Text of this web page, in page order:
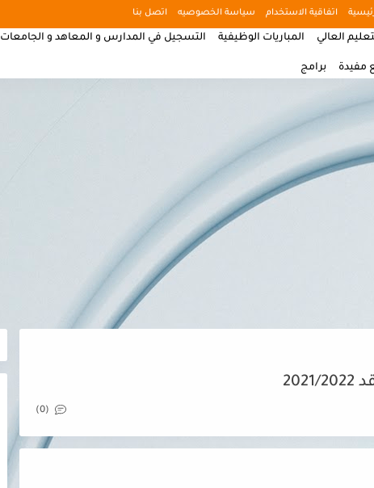
اتفاقية الاستخدام سياسة الخصوصيه اتصل بنا
العالي المباريات الوظيفية التسجيل في المدارس و المعاهد و الجامعات
مفيدة برامج
(0)